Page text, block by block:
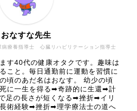
療養指導士 心臓リハビリテーション指導士
おなすな先生
す40代の健康オタクです。趣味は
こと。毎日通勤前に運動を習慣に
頃のあだ名はおなす。 幼少の頃
に一生を得る➡奇跡的に生還➡計
足の長さが短くなる➡挫折➡イリ
術経験➡挫折➡理学療法士の道へ